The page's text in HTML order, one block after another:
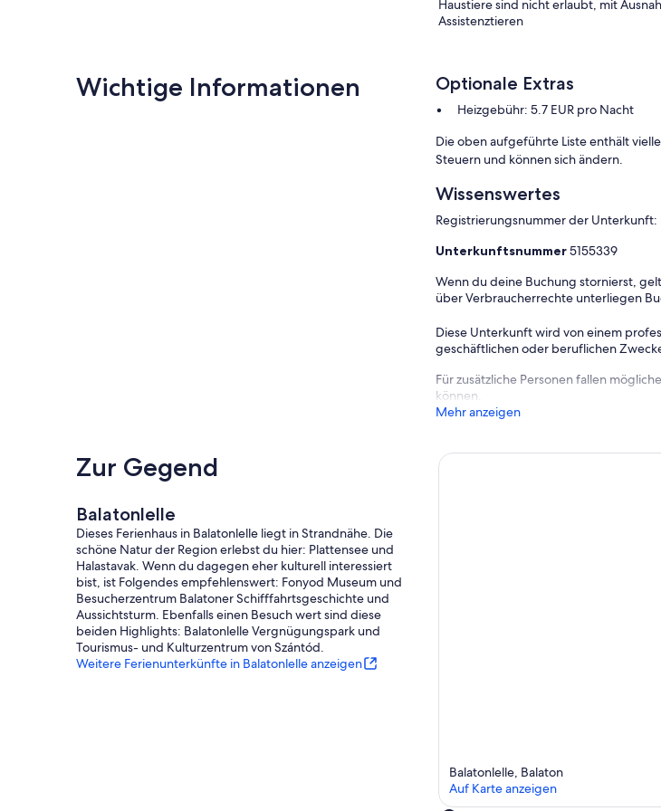
Essecke (2 Plätze) und Zugang zur Terrasse (Gartenmöbel, 1 Tisch, 2 Stühle, Sonnenschirm).
Haustiere sind nicht erlaubt, mit
Assistenztieren
Wichtige Informationen Optionale Extras
Heizgebühr: 5.7 EUR pro Nacht
Die oben aufgeführte Liste enthält
Steuern und können sich ändern.
Wissenswertes
Registrierungsnummer der Unterkunft:
Unterkunftsnummer5155339
Wenn du deine Buchung stornierst,
über Verbraucherrechte unterliegen
Diese Unterkunft wird von einem
geschäftlichen oder beruflichen
Für zusätzliche Personen fallen
können.
Mehr anzeigen
Zur Gegend
Balatonlelle
Dieses Ferienhaus in Balatonlelle liegt in Strandnähe. Die
schöne Natur der Region erlebst du hier: Plattensee und
Halastavak. Wenn du dagegen eher kulturell interessiert
bist, ist Folgendes empfehlenswert: Fonyod Museum und
Besucherzentrum Balatoner Schifffahrtsgeschichte und
Aussichtsturm. Ebenfalls einen Besuch wert sind diese
beiden Highlights: Balatonlelle Vergnügungspark und
Tourismus- und Kulturzentrum von Szántód.
Weitere Ferienunterkünfte in Balatonlelle anzeigen
Balatonlelle, Balaton
Auf Karte anzeigen